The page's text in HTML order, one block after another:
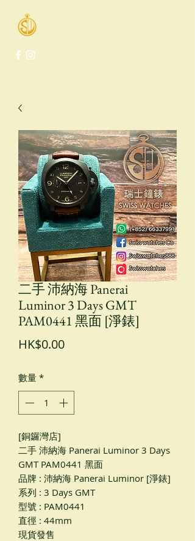
二手 沛納海 Panerai
Luminor 3 Days GMT
PAM0441 黑面 [淨錶]
HK$0.00價
數量 *
[銅鑼灣店]
二手 沛納海 Panerai Luminor 3 Days
GMT PAM0441 黑面
品牌 : 沛納海 Panerai Luminor [淨錶]
系列 : 3 Days GMT
型號 : PAM0441
直徑 : 44mm
現貨發售